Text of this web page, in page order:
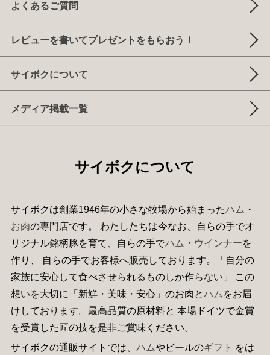
よくあるご質問
レビューを書いてプレゼントをもらおう！
サイボクについて
メディア掲載一覧
サイボクについて
サイボクは創業1946年の小さな牧場から始まったハム ・
お肉の専門店です。 わたしたちは今なお、自らの手でオ
リジナル銘柄豚を育て、自らの手でハム ・ ウインナーを
作り、 自らの手でお客様へ販売しております。「自分の
家族に安心して食べさせられるものしか作らない」 この
想いを大切に「新鮮・美味・安心」のお肉とハム をお届
けしております。最高品質の原材料と 本場ドイツで金賞
を受賞した匠の技を是非ご賞味ください。
サイボクの通販サイトでは、 ハムやビールのギフト をは